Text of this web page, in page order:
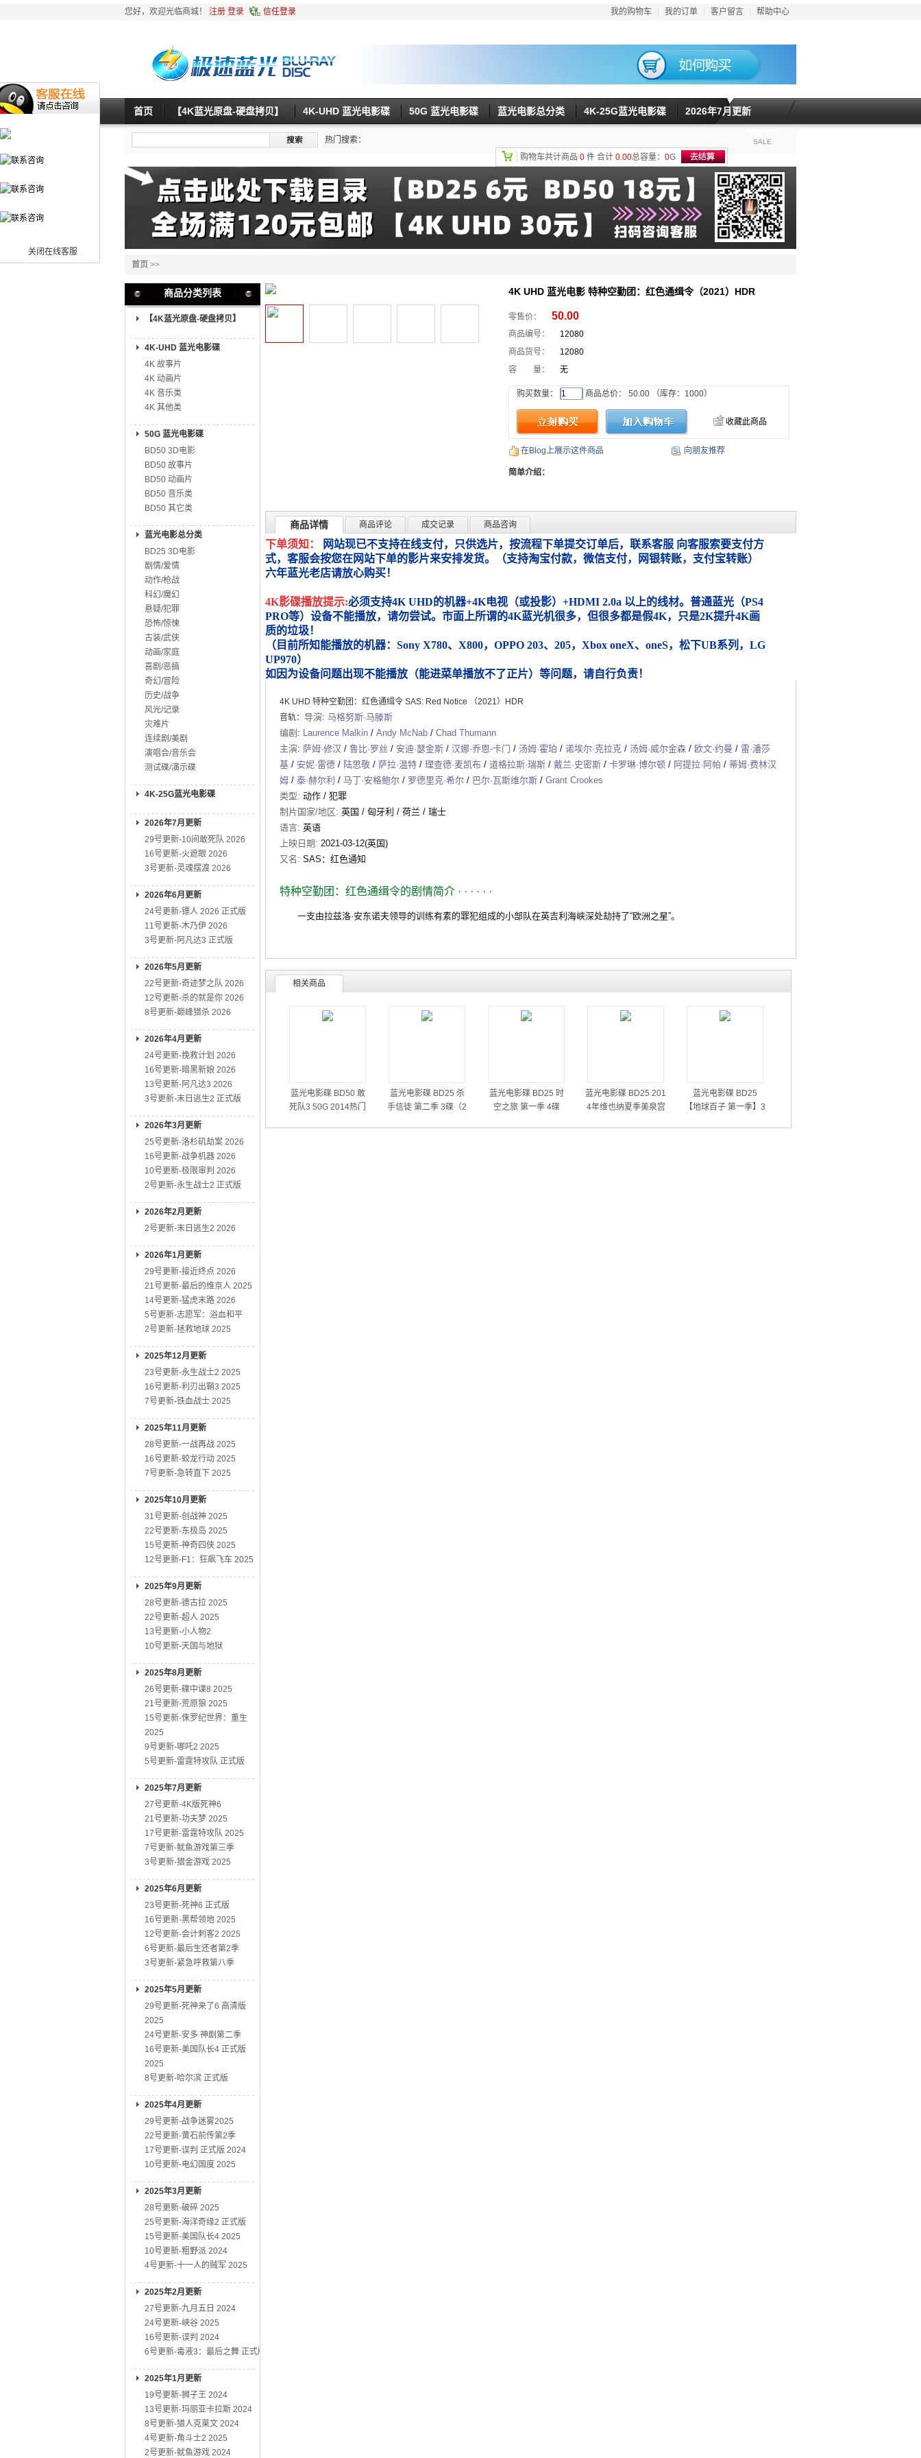
关闭在线客服
您好，欢迎光临商城！ 注册 登录 信任登录 我的购物车 我的订单 客户留言 帮助中心
首页 【4K蓝光原盘-硬盘拷贝】 4K-UHD 蓝光电影碟 50G 蓝光电影碟 蓝光电影总分类 4K-25G蓝光电影碟 2026年7月更新
SALE
热门搜索：
购物车共计商品 0 件 合计 0.00总容量： 0G
首页 >>
商品分类列表
【4K蓝光原盘-硬盘拷贝】
4K-UHD 蓝光电影碟
4K 故事片
4K 动画片
4K 音乐类
4K 其他类
50G 蓝光电影碟
BD50 3D电影
BD50 故事片
BD50 动画片
BD50 音乐类
BD50 其它类
蓝光电影总分类
BD25 3D电影
剧情/爱情
动作/枪战
科幻/魔幻
悬疑/犯罪
恐怖/惊悚
古装/武侠
动画/家庭
喜剧/恶搞
奇幻/冒险
历史/战争
风光/记录
灾难片
连续剧/美剧
演唱会/音乐会
测试碟/演示碟
4K-25G蓝光电影碟
2026年7月更新
29号更新-10间敢死队 2026
16号更新-火遮眼 2026
3号更新-灵魂摆渡 2026
2026年6月更新
24号更新-镖人 2026 正式版
11号更新-木乃伊 2026
3号更新-阿凡达3 正式版
2026年5月更新
22号更新-奇迹梦之队 2026
12号更新-杀的就是你 2026
8号更新-巅峰猎杀 2026
2026年4月更新
24号更新-挽救计划 2026
16号更新-暗黑新娘 2026
13号更新-阿凡达3 2026
3号更新-末日逃生2 正式版
2026年3月更新
25号更新-洛杉矶劫案 2026
16号更新-战争机器 2026
10号更新-极限审判 2026
2号更新-永生战士2 正式版
2026年2月更新
2号更新-末日逃生2 2026
2026年1月更新
29号更新-接近终点 2026
21号更新-最后的维京人 2025
14号更新-猛虎末路 2026
5号更新-志愿军：浴血和平
2号更新-拯救地球 2025
2025年12月更新
23号更新-永生战士2 2025
16号更新-利刃出鞘3 2025
7号更新-铁血战士 2025
2025年11月更新
28号更新-一战再战 2025
16号更新-蛟龙行动 2025
7号更新-急转直下 2025
2025年10月更新
31号更新-创战神 2025
22号更新-东极岛 2025
15号更新-神奇四侠 2025
12号更新-F1：狂飙飞车 2025
2025年9月更新
28号更新-德古拉 2025
22号更新-超人 2025
13号更新-小人物2
10号更新-天国与地狱
2025年8月更新
26号更新-碟中谍8 2025
21号更新-荒原狼 2025
15号更新-侏罗纪世界：重生
2025
9号更新-哪吒2 2025
5号更新-雷霆特攻队 正式版
2025年7月更新
27号更新-4K版死神6
21号更新-功夫梦 2025
17号更新-雷霆特攻队 2025
7号更新-鱿鱼游戏第三季
3号更新-猎金游戏 2025
2025年6月更新
23号更新-死神6 正式版
16号更新-黑帮领地 2025
12号更新-会计刺客2 2025
6号更新-最后生还者第2季
3号更新-紧急呼救第八季
2025年5月更新
29号更新-死神来了6 高清版
2025
24号更新-安多 神剧第二季
16号更新-美国队长4 正式版
2025
8号更新-哈尔滨 正式版
2025年4月更新
29号更新-战争迷雾2025
22号更新-黄石前传第2季
17号更新-误判 正式版 2024
10号更新-电幻国度 2025
2025年3月更新
28号更新-破碎 2025
25号更新-海洋奇缘2 正式版
15号更新-美国队长4 2025
10号更新-粗野派 2024
4号更新-十一人的贼军 2025
2025年2月更新
27号更新-九月五日 2024
24号更新-峡谷 2025
16号更新-误判 2024
6号更新-毒液3：最后之舞 正式版
2025年1月更新
19号更新-狮子王 2024
13号更新-玛丽亚卡拉斯 2024
8号更新-猎人克莱文 2024
4号更新-角斗士2 2025
2号更新-鱿鱼游戏 2024
4K UHD 蓝光电影 特种空勤团：红色通缉令（2021）HDR
零售价： 50.00
商品编号：
12080
商品货号：
12080
容 量：
无
购买数量： 商品总价： 50.00 （库存： 1000）
收藏此商品
在Blog上展示这件商品 向朋友推荐
简单介绍：
商品详情 商品评论 成交记录 商品咨询
下单须知：
网站现已不支持在线支付，只供选片，按流程下单提交订单后，联系客服 向客服索要支付方
式，客服会按您在网站下单的影片来安排发货。（支持淘宝付款，微信支付，网银转账，支付宝转账）
六年蓝光老店请放心购买！
4K影碟播放提示:必须支持4K UHD的机器+4K电视（或投影）+HDMI 2.0a 以上的线材。普通蓝光（PS4
PRO等）设备不能播放，请勿尝试。市面上所谓的4K蓝光机很多，但很多都是假4K，只是2K提升4K画
质的垃圾！
（目前所知能播放的机器：Sony X780、X800，OPPO 203、205，Xbox oneX、oneS，松下UB系列，LG
UP970）
如因为设备问题出现不能播放（能进菜单播放不了正片）等问题，请自行负责！
4K UHD 特种空勤团：红色通缉令 SAS: Red Notice （2021）HDR
音轨： 导演: 马格努斯·马滕斯
编剧 : Laurence Malkin / Andy McNab / Chad Thumann
主演: 萨姆·修汉 / 鲁比·罗丝 / 安迪·瑟金斯 / 汉娜·乔恩-卡门 / 汤姆·霍珀 / 诺埃尔·克拉克 / 汤姆·威尔金森 / 欧文·约曼 / 雷·潘莎
基 / 安妮·雷德 / 陆思敬 / 萨拉·温特 / 理查德·麦凯布 / 道格拉斯·瑞斯 / 戴兰·史密斯 / 卡罗琳·博尔顿 / 阿提拉·阿帕 / 蒂姆·费林汉
姆 / 泰·赫尔利 / 马丁·安格鲍尔 / 罗德里克·希尔 / 巴尔·瓦斯维尔斯 / Grant Crookes
类型: 动作 / 犯罪
制片国家/地区: 英国 / 匈牙利 / 荷兰 / 瑞士
语言: 英语
上映日期: 2021-03-12(英国)
又名: SAS：红色通知
特种空勤团：红色通缉令的剧情简介 · · · · · ·
一支由拉兹洛·安东诺夫领导的训练有素的罪犯组成的小部队在英吉利海峡深处劫持了“欧洲之星”。
相关商品
蓝光电影碟 BD50 敢
死队3 50G 2014热门
蓝光电影碟 BD25 杀
手信徒 第二季 3碟（2
蓝光电影碟 BD25 时
空之旅 第一季 4碟
蓝光电影碟 BD25 201
4年维也纳夏季美泉宫
蓝光电影碟 BD25
【地球百子 第一季】3